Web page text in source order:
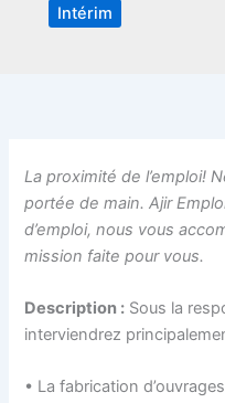
Intérim
La proximité de l’emploi!
portée de main. Ajir
d’emploi, nous vous
mission faite pour vous.
Description : Sous la
interviendrez
• La fabrication